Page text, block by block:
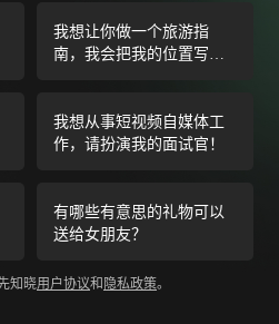
我想让你做一个旅游指
南，我会把我的位置写给
况下，我还会告诉您我将
访问的地方类型。您还会
我的第一个建议请求是“我
在深圳南山科兴科学园，
我想从事短视频自媒体工
作，请扮演我的面试官！
有哪些有意思的礼物可以
送给女朋友？
知晓用户协议和 隐私政策。